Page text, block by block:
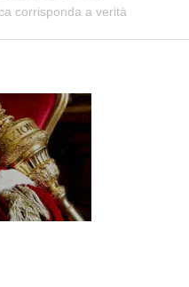
corrisponda a verità